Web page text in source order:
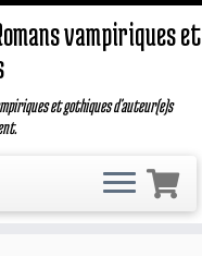
vampiriques et
et gothiques d'auteur(e)s